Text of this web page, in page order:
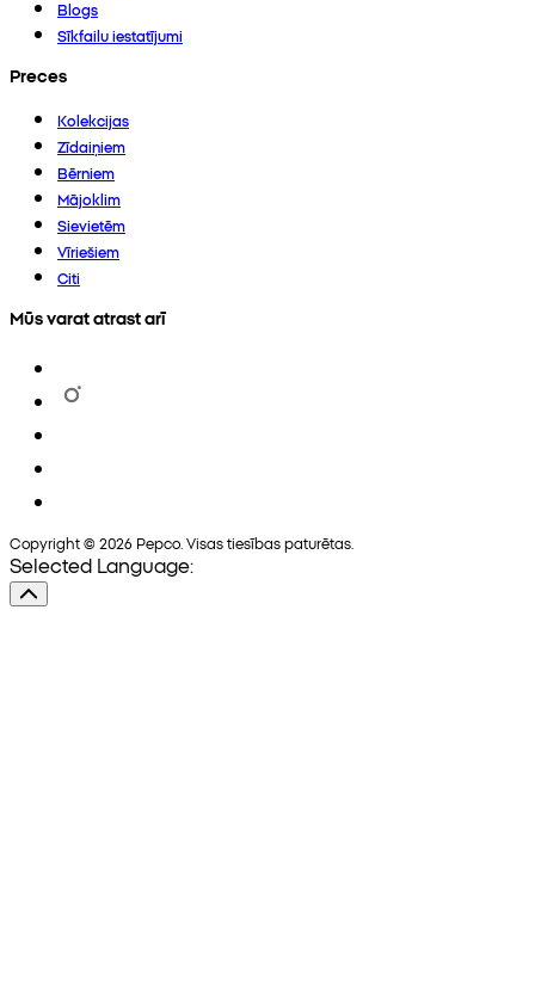
Blogs
Sīkfailu iestatījumi
Preces
Kolekcijas
Zīdaiņiem
Bērniem
Mājoklim
Sievietēm
Vīriešiem
Citi
Mūs varat atrast arī
Copyright © 2026 Pepco. Visas tiesības paturētas.
Selected Language: